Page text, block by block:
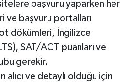
başvuru yaparken her
ve başvuru portalları
dökümleri, İngilizce
SAT/ACT puanları ve
gerekir.
alıcı ve detaylı olduğu için